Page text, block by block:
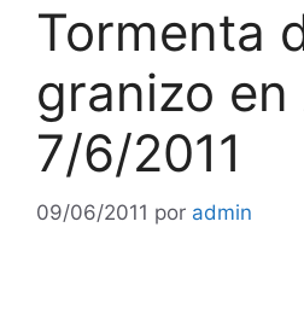
Tormenta
granizo en
7/6/2011
09/06/2011 por admin